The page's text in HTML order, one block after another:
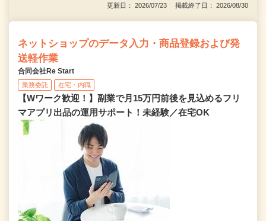
更新日： 2026/07/23 掲載終了日： 2026/08/30
ネットショップのデータ入力・商品登録および発
送軽作業
合同会社Re Start
業務委託 在宅・内職
【Wワーク歓迎！】副業で月15万円前後を見込めるフリ
マアプリ出品の運用サポート！未経験／在宅OK